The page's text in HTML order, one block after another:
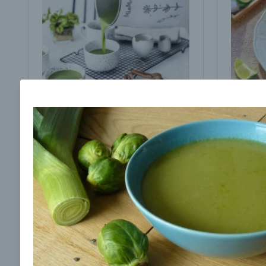
cesnakom od LaPetit
00:25 Zobraziť
Odber noviniek a akcií
Odoslaním registrácie na Newsletter súhlasím